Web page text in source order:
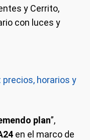
y Cerrito,
con luces y
precios, horarios y
plan”,
en el marco de